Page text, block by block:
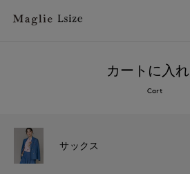
カートに入
Cart
サックス